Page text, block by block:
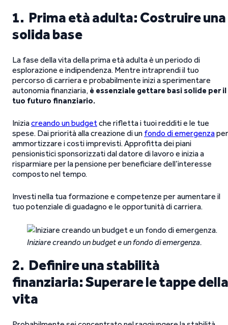
1. Prima età adulta: Costruire una
solida base
La fase della vita della prima età adulta è un periodo di
esplorazione e indipendenza. Mentre intraprendi il tuo
percorso di carriera e probabilmente inizi a sperimentare
autonomia finanziaria, è essenziale gettare basi solide per il
tuo futuro finanziario.
Iniziacreando un budgetche rifletta i tuoi redditi e le tue
spese. Dai priorità alla creazione di un fondo di emergenzaper
ammortizzare i costi imprevisti. Approfitta dei piani
pensionistici sponsorizzati dal datore di lavoro e inizia a
risparmiare per la pensione per beneficiare dell’interesse
composto nel tempo.
Investi nella tua formazione e competenze per aumentare il
tuo potenziale di guadagno e le opportunità di carriera.
Iniziare creando un budget e un fondo di emergenza.
2. Definire una stabilità
finanziaria: Superare le tappe della
vita